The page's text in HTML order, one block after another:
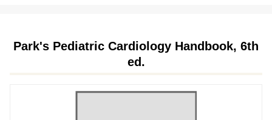
Park's Pediatric Cardiology Handbook, 6th
ed.